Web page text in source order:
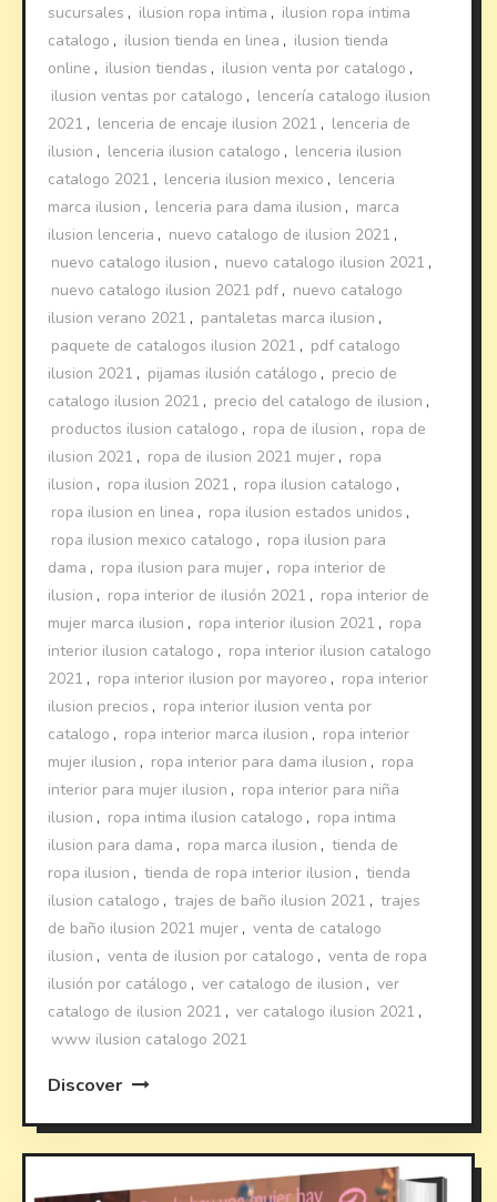
sucursales , ilusion ropa intima , ilusion ropa intima
catalogo , ilusion tienda en linea , ilusion tienda
online , ilusion tiendas , ilusion venta por catalogo ,
ilusion ventas por catalogo , lencería catalogo ilusion
2021 , lenceria de encaje ilusion 2021 , lenceria de
ilusion , lenceria ilusion catalogo , lenceria ilusion
catalogo 2021 , lenceria ilusion mexico , lenceria
marca ilusion , lenceria para dama ilusion , marca
ilusion lenceria , nuevo catalogo de ilusion 2021 ,
nuevo catalogo ilusion , nuevo catalogo ilusion 2021 ,
nuevo catalogo ilusion 2021 pdf , nuevo catalogo
ilusion verano 2021 , pantaletas marca ilusion ,
paquete de catalogos ilusion 2021 , pdf catalogo
ilusion 2021 , pijamas ilusión catálogo , precio de
catalogo ilusion 2021 , precio del catalogo de ilusion ,
productos ilusion catalogo , ropa de ilusion , ropa de
ilusion 2021 , ropa de ilusion 2021 mujer , ropa
ilusion , ropa ilusion 2021 , ropa ilusion catalogo ,
ropa ilusion en linea , ropa ilusion estados unidos ,
ropa ilusion mexico catalogo , ropa ilusion para
dama , ropa ilusion para mujer , ropa interior de
ilusion , ropa interior de ilusión 2021 , ropa interior de
mujer marca ilusion , ropa interior ilusion 2021 , ropa
interior ilusion catalogo , ropa interior ilusion catalogo
2021 , ropa interior ilusion por mayoreo , ropa interior
ilusion precios , ropa interior ilusion venta por
catalogo , ropa interior marca ilusion , ropa interior
mujer ilusion , ropa interior para dama ilusion , ropa
interior para mujer ilusion , ropa interior para niña
ilusion , ropa intima ilusion catalogo , ropa intima
ilusion para dama , ropa marca ilusion , tienda de
ropa ilusion , tienda de ropa interior ilusion , tienda
ilusion catalogo , trajes de baño ilusion 2021 , trajes
de baño ilusion 2021 mujer , venta de catalogo
ilusion , venta de ilusion por catalogo , venta de ropa
ilusión por catálogo , ver catalogo de ilusion , ver
catalogo de ilusion 2021 , ver catalogo ilusion 2021 ,
www ilusion catalogo 2021
Discover